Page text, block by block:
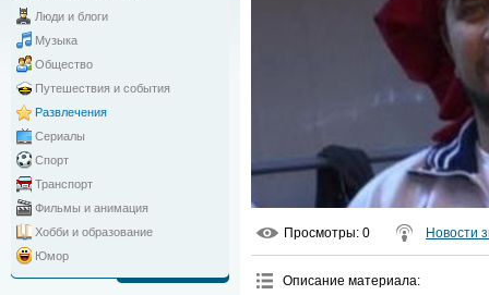
Люди и блоги
Музыка
Общество
Путешествия и события
Развлечения
Сериалы
Спорт
Транспорт
Фильмы и анимация
Хобби и образование
Юмор
Просмотры: 0 Новости
Описание материала: